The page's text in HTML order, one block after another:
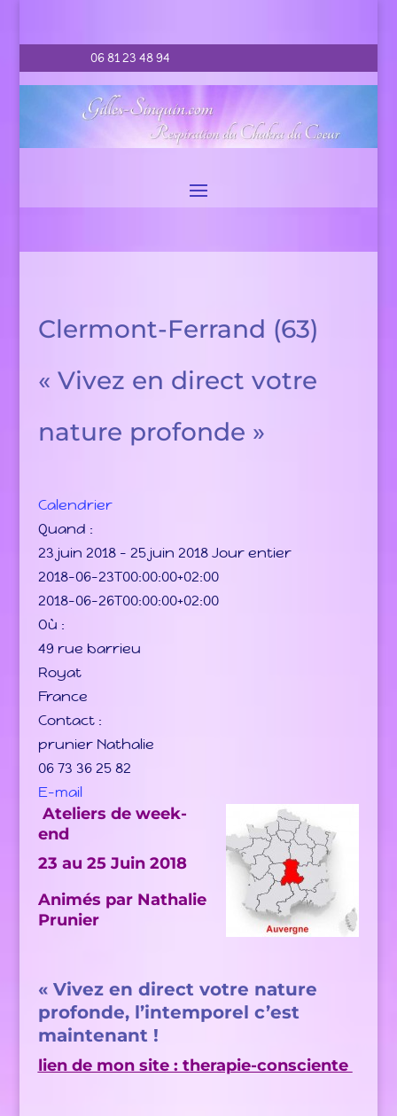
06 81 23 48 94
Clermont-Ferrand (63)
« Vivez en direct votre
nature profonde »
Calendrier
Impossible de charger Google Maps
correctement sur cette page.
appartient ?
Quand :
23 juin 2018 – 25 juin 2018Jour entier
2018-06-23T00:00:00+02:00
2018-06-26T00:00:00+02:00
Où :
49 rue barrieu
Royat
France
Contact :
prunier Nathalie
06 73 36 25 82
E-mail
Ateliers de week-
end
23 au 25 Juin 2018
Animés par Nathalie
Prunier
« Vivez en direct votre nature
profonde, l’intemporel c’est
maintenant !
lien de mon site : therapie-consciente